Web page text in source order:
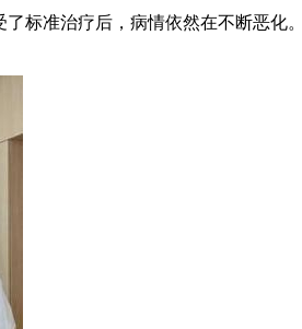
标准治疗后，病情依然在不断恶